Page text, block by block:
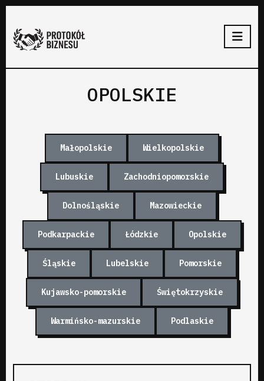
OPOLSKIE
Małopolskie Wielkopolskie
Lubuskie Zachodniopomorskie
Dolnośląskie Mazowieckie
Podkarpackie Łódzkie Opolskie
Śląskie Lubelskie Pomorskie
Kujawsko-pomorskie Świętokrzyskie
Warmińsko-mazurskie Podlaskie